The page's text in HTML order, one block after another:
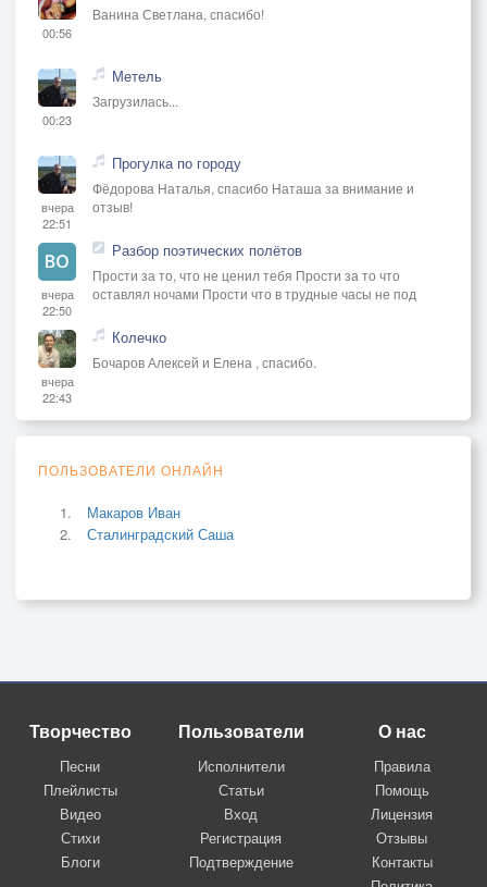
00:56
Ванина Светлана, спасибо!
00:23
Метель
Загрузилась...
вчера
22:51
Прогулка по городу
Фёдорова Наталья, спасибо Наташа за внимание и
отзыв!
вчера
22:50
Разбор поэтических полётов
Прости за то, что не ценил тебя Прости за то что
оставлял ночами Прости что в трудные часы не под
вчера
22:43
Колечко
Бочаров Алексей и Елена , спасибо.
ПОЛЬЗОВАТЕЛИ ОНЛАЙН
Макаров Иван
Сталинградский Саша
Творчество
Песни
Плейлисты
Видео
Стихи
Блоги
Пользователи
Исполнители
Статьи
Вход
Регистрация
Подтверждение
О нас
Правила
Помощь
Лицензия
Отзывы
Контакты